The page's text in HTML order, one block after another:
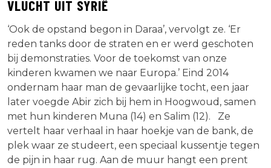
VLUCHT UIT SYRIË
‘Ook de opstand begon in Daraa’, vervolgt ze. ‘Er
reden tanks door de straten en er werd geschoten
bij demonstraties. Voor de toekomst van onze
kinderen kwamen we naar Europa.’ Eind 2014
ondernam haar man de gevaarlijke tocht, een jaar
later voegde Abir zich bij hem in Hoogwoud, samen
met hun kinderen Muna (14) en Salim (12). Ze
vertelt haar verhaal in haar hoekje van de bank, de
plek waar ze studeert, een speciaal kussentje tegen
de pijn in haar rug. Aan de muur hangt een prent